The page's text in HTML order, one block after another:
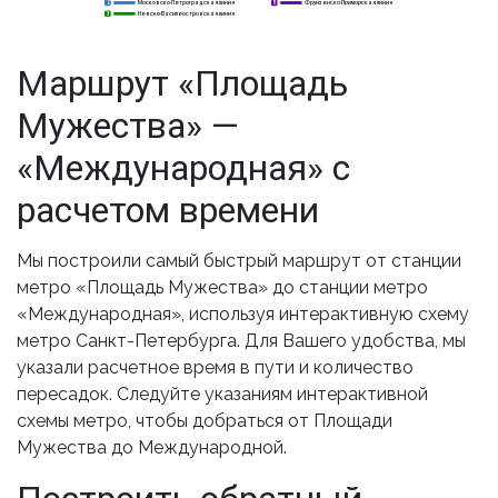
Невско-Василеостровская линия
2
3
5
2
3
Маршрут «Площадь
Мужества» —
«Международная» с
расчетом времени
Мы построили самый быстрый маршрут от станции
метро «Площадь Мужества» до станции метро
«Международная», используя интерактивную схему
метро Санкт-Петербурга. Для Вашего удобства, мы
указали расчетное время в пути и количество
пересадок. Следуйте указаниям интерактивной
схемы метро, чтобы добраться от Площади
Мужества до Международной.